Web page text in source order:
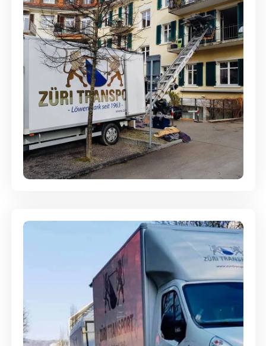
Entsorgung & Räumung